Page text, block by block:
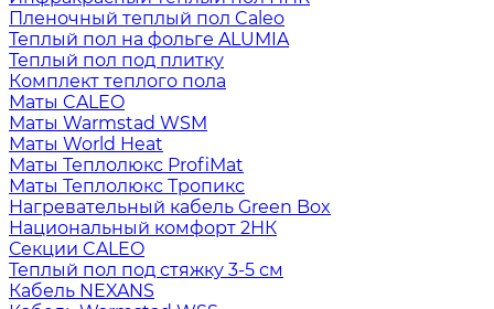
Пленочный теплый пол Caleo
Теплый пол на фольге ALUMIA
Теплый пол под плитку
Комплект теплого пола
Маты CALEO
Маты Warmstad WSM
Маты World Heat
Маты Теплолюкс ProfiMat
Маты Теплолюкс Тропикс
Нагревательный кабель Green Box
Национальный комфорт 2НК
Секции CALEO
Теплый пол под стяжку 3-5 см
Кабель NEXANS